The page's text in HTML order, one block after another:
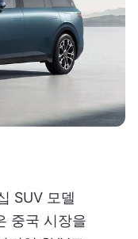
SUV 모델
중국 시장을